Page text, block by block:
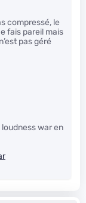
compressé, le
fais pareil mais
pas géré
war en